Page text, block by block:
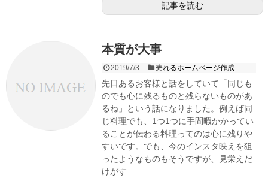
記事を読む
本質が大事
2019/7/3 売れるホームページ作成
先日あるお客様と話をしていて「同じも
のでも心に残るものと残らないものがあ
るね」という話になりました。例えば同
じ料理でも、1つ1つに手間暇かかってい
ることが伝わる料理ってのは心に残りや
すいです。でも、今のインスタ映えを狙
ったようなものもそうですが、見栄えだ
けがす...